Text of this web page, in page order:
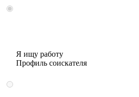
Я ищу работу
Профиль соискателя